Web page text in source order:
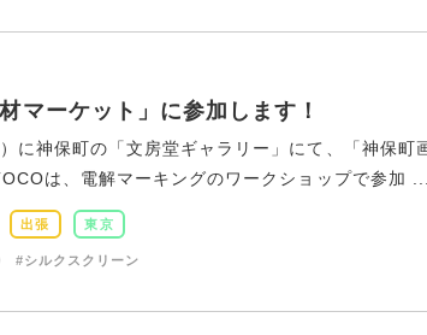
マーケット」に参加します！
に神保町の「文房堂ギャラリー」にて、「神保町
は、電解マーキングのワークショップで参加 ...
出張 東京
#シルクスクリーン